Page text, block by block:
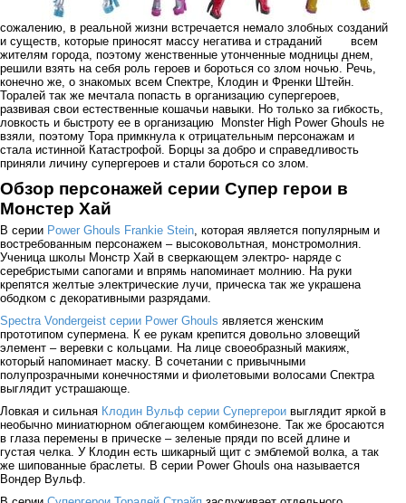
сожалению, в реальной жизни встречается немало злобных созданий
и существ, которые приносят массу негатива и страданий всем
жителям города, поэтому женственные утонченные модницы днем,
решили взять на себя роль героев и бороться со злом ночью. Речь,
конечно же, о знакомых всем Спектре, Клодин и Френки Штейн.
Торалей так же мечтала попасть в организацию супергероев,
развивая свои естественные кошачьи навыки. Но только за гибкость,
ловкость и быстроту ее в организацию Monster High Power Ghouls не
взяли, поэтому Тора примкнула к отрицательным персонажам и
стала истинной Катастрофой. Борцы за добро и справедливость
приняли личину супергероев и стали бороться со злом.
Обзор персонажей серии Супер герои в
Монстер Хай
В серии Power Ghouls Frankie Stein, которая является популярным и
востребованным персонажем – высоковольтная, монстромолния.
Ученица школы Монстр Хай в сверкающем электро- наряде с
серебристыми сапогами и впрямь напоминает молнию. На руки
крепятся желтые электрические лучи, прическа так же украшена
ободком с декоративными разрядами.
Spectra Vondergeist серии Power Ghouls является женским
прототипом супермена. К ее рукам крепится довольно зловещий
элемент – веревки с кольцами. На лице своеобразный макияж,
который напоминает маску. В сочетании с привычными
полупрозрачными конечностями и фиолетовыми волосами Спектра
выглядит устрашающе.
Ловкая и сильная Клодин Вульф серии Супергерои выглядит яркой в
необычно миниатюрном облегающем комбинезоне. Так же бросаются
в глаза перемены в прическе – зеленые пряди по всей длине и
густая челка. У Клодин есть шикарный щит с эмблемой волка, а так
же шипованные браслеты. В серии Power Ghouls она называется
Вондер Вульф.